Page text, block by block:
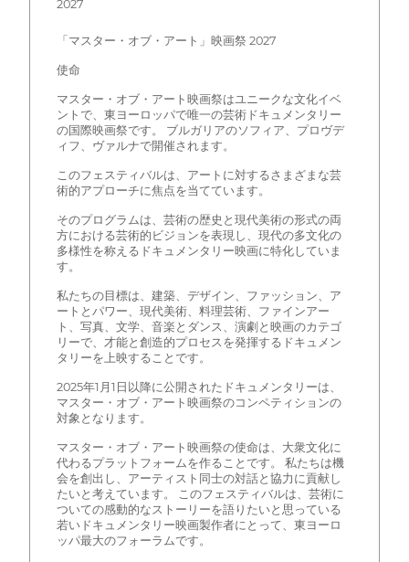
2027
「マスター・オブ・アート」映画祭 2027
使命
マスター・オブ・アート映画祭はユニークな文化イベ
ントで、東ヨーロッパで唯一の芸術ドキュメンタリー
の国際映画祭です。 ブルガリアのソフィア、プロヴデ
ィフ、ヴァルナで開催されます。
このフェスティバルは、アートに対するさまざまな芸
術的アプローチに焦点を当てています。
そのプログラムは、芸術の歴史と現代美術の形式の両
方における芸術的ビジョンを表現し、現代の多文化の
多様性を称えるドキュメンタリー映画に特化していま
す。
私たちの目標は、建築、デザイン、ファッション、ア
ートとパワー、現代美術、料理芸術、ファインアー
ト、写真、文学、音楽とダンス、演劇と映画のカテゴ
リーで、才能と創造的プロセスを発揮するドキュメン
タリーを上映することです。
2025年1月1日以降に公開されたドキュメンタリーは、
マスター・オブ・アート映画祭のコンペティションの
対象となります。
マスター・オブ・アート映画祭の使命は、大衆文化に
代わるプラットフォームを作ることです。 私たちは機
会を創出し、アーティスト同士の対話と協力に貢献し
たいと考えています。 このフェスティバルは、芸術に
ついての感動的なストーリーを語りたいと思っている
若いドキュメンタリー映画製作者にとって、東ヨーロ
ッパ最大のフォーラムです。